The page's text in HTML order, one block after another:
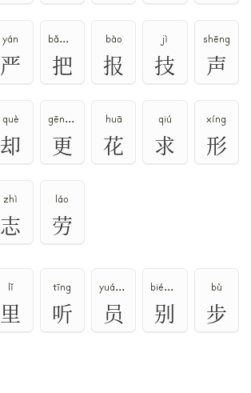
yán
严
bǎ、bà
把
bào
报
jì
技
shēng
声
què
却
gēng、gèng
更
huā
花
qiú
求
xíng
形
zhì
志
láo
劳
lǐ
里
tīng
听
yuán、yún、yùn
员
bié、biè
别
bù
步